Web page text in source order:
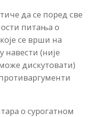
да се поред све
питања о
се врши на
навести (није
дискутовати)
о сурогатном